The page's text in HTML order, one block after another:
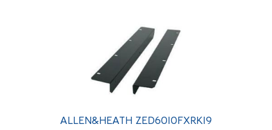
ALLEN&HEATH ZED6010FXRK19